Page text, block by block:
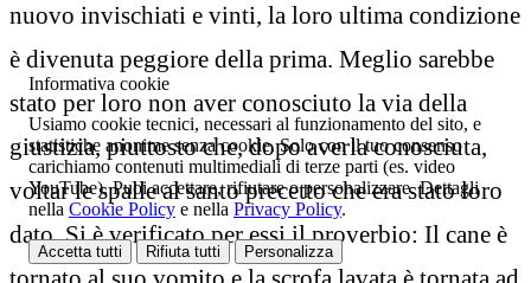
nuovo invischiati e vinti, la loro ultima condizione
è divenuta peggiore della prima. Meglio sarebbe
stato per loro non aver conosciuto la via della
giustizia, piuttosto che, dopo averla conosciuta,
voltar le spalle al santo precetto che era stato loro
dato. Si è verificato per essi il proverbio: Il cane è
Informativa cookie
Usiamo cookie tecnici, necessari al funzionamento del sito, e
statistiche anonime senza cookie. Solo con il tuo consenso
carichiamo contenuti multimediali di terze parti (es. video
YouTube). Puoi accettare, rifiutare o personalizzare. Dettagli
nella Cookie Policy e nella Privacy Policy.
Accetta tutti Rifiuta tutti Personalizza